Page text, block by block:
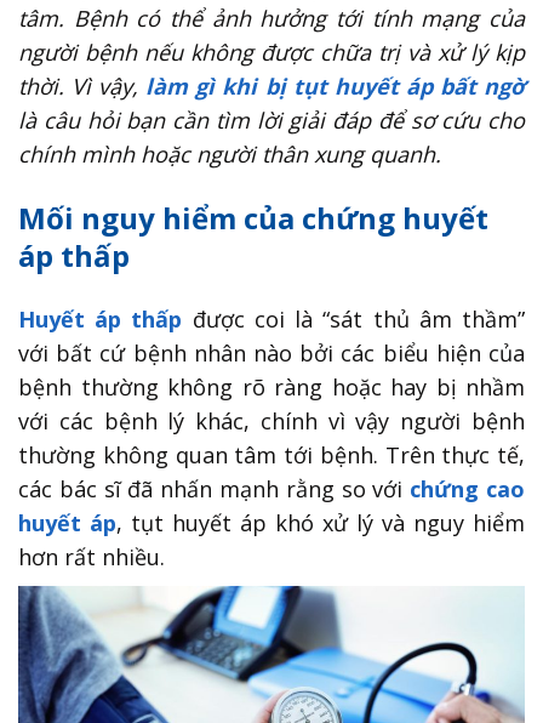
tâm. Bệnh có thể ảnh hưởng tới tính mạng của
người bệnh nếu không được chữa trị và xử lý kịp
thời. Vì vậy, làm gì khi bị tụt huyết áp bất ngờ
là câu hỏi bạn cần tìm lời giải đáp để sơ cứu cho
chính mình hoặc người thân xung quanh.
Mối nguy hiểm của chứng huyết
áp thấp
Huyết áp thấp được coi là “sát thủ âm thầm”
với bất cứ bệnh nhân nào bởi các biểu hiện của
bệnh thường không rõ ràng hoặc hay bị nhầm
với các bệnh lý khác, chính vì vậy người bệnh
thường không quan tâm tới bệnh. Trên thực tế,
các bác sĩ đã nhấn mạnh rằng so với chứng cao
huyết áp, tụt huyết áp khó xử lý và nguy hiểm
hơn rất nhiều.